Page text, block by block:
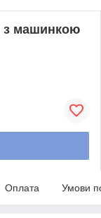
з машинкою
Оплата Умови